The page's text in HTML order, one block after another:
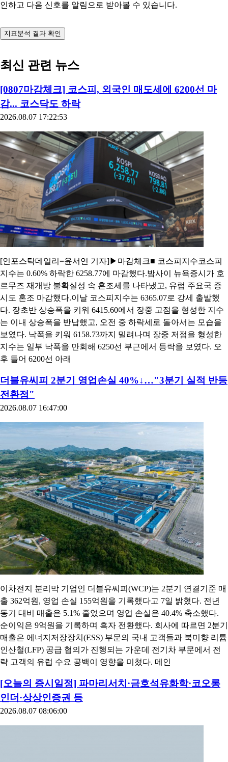
인하고 다음 신호를 알림으로 받아볼 수 있습니다.
지표분석 결과 확인
최신 관련 뉴스
[0807마감체크] 코스피, 외국인 매도세에 6200선 마
감... 코스닥도 하락
2026.08.07 17:22:53
[인포스탁데일리=윤서연 기자]▶마감체크■ 코스피지수코스피
지수는 0.60% 하락한 6258.77에 마감했다.밤사이 뉴욕증시가 호
르무즈 재개방 불확실성 속 혼조세를 나타냈고, 유럽 주요국 증
시도 혼조 마감했다.이날 코스피지수는 6365.07로 강세 출발했
다. 장초반 상승폭을 키워 6415.60에서 장중 고점을 형성한 지수
는 이내 상승폭을 반납했고, 오전 중 하락세로 돌아서는 모습을
보였다. 낙폭을 키워 6158.73까지 밀려나며 장중 저점을 형성한
지수는 일부 낙폭을 만회해 6250선 부근에서 등락을 보였다. 오
후 들어 6200선 아래
더블유씨피 2분기 영업손실 40%↓…"3분기 실적 반등
전환점"
2026.08.07 16:47:00
이차전지 분리막 기업인 더블유씨피(WCP)는 2분기 연결기준 매
출 362억원, 영업 손실 155억원을 기록했다고 7일 밝혔다. 전년
동기 대비 매출은 5.1% 줄었으며 영업 손실은 40.4% 축소했다.
순이익은 9억원을 기록하며 흑자 전환했다. 회사에 따르면 2분기
매출은 에너지저장장치(ESS) 부문의 국내 고객들과 북미향 리튬
인산철(LFP) 공급 협의가 진행되는 가운데 전기차 부문에서 전
략 고객의 유럽 수요 공백이 영향을 미쳤다. 메인
[오늘의 증시일정] 파마리서치·금호석유화학·코오롱
인더·상상인증권 등
2026.08.07 08:06:00